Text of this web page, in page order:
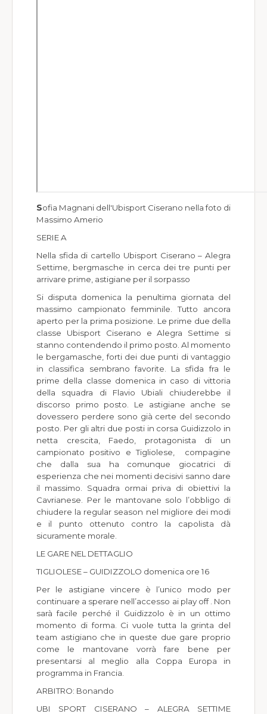
Sofia Magnani dell'Ubisport Ciserano nella foto di
Massimo Amerio
SERIE A
Nella sfida di cartello Ubisport Ciserano – Alegra
Settime, bergmasche in cerca dei tre punti per
arrivare prime, astigiane per il sorpasso
Si disputa domenica la penultima giornata del
massimo campionato femminile. Tutto ancora
aperto per la prima posizione. Le prime due della
classe Ubisport Ciserano e Alegra Settime si
stanno contendendo il primo posto. Al momento
le bergamasche, forti dei due punti di vantaggio
in classifica sembrano favorite. La sfida fra le
prime della classe domenica in caso di vittoria
della squadra di Flavio Ubiali chiuderebbe il
discorso primo posto. Le astigiane anche se
dovessero perdere sono già certe del secondo
posto. Per gli altri due posti in corsa Guidizzolo in
netta crescita, Faedo, protagonista di un
campionato positivo e Tigliolese, compagine
che dalla sua ha comunque giocatrici di
esperienza che nei momenti decisivi sanno dare
il massimo. Squadra ormai priva di obiettivi la
Cavrianese. Per le mantovane solo l’obbligo di
chiudere la regular season nel migliore dei modi
e il punto ottenuto contro la capolista dà
sicuramente morale.
LE GARE NEL DETTAGLIO
TIGLIOLESE – GUIDIZZOLO domenica ore 16
Per le astigiane vincere è l’unico modo per
continuare a sperare nell’accesso ai play off . Non
sarà facile perché il Guidizzolo è in un ottimo
momento di forma. Ci vuole tutta la grinta del
team astigiano che in queste due gare proprio
come le mantovane vorrà fare bene per
presentarsi al meglio alla Coppa Europa in
programma in Francia.
ARBITRO: Bonando
UBI SPORT CISERANO – ALEGRA SETTIME